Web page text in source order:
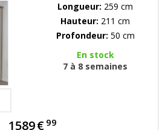
Longueur: 259 cm
Hauteur: 211 cm
Profondeur: 50 cm
En stock
7 à 8 semaines
1589€ 99